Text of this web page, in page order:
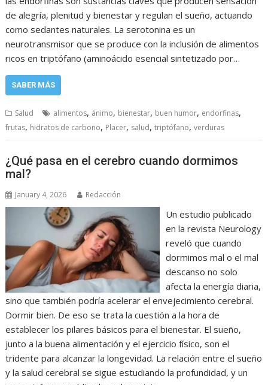
de alegría, plenitud y bienestar y regulan el sueño, actuando
como sedantes naturales. La serotonina es un
neurotransmisor que se produce con la inclusión de alimentos
ricos en triptófano (aminoácido esencial sintetizado por…
SABER MÁS
Salud alimentos, ánimo, bienestar, buen humor, endorfinas,
frutas, hidratos de carbono, Placer, salud,triptófano,verduras
¿Qué pasa en el cerebro cuando dormimos
mal?
January 4, 2026 Redacción
Un estudio publicado
en la revista Neurology
reveló que cuando
dormimos mal o el mal
descanso no solo
afecta la energía diaria,
sino que también podría acelerar el envejecimiento cerebral.
Dormir bien. De eso se trata la cuestión a la hora de
establecer los pilares básicos para el bienestar. El sueño,
junto a la buena alimentación y el ejercicio físico, son el
tridente para alcanzar la longevidad. La relación entre el sueño
y la salud cerebral se sigue estudiando la profundidad, y un